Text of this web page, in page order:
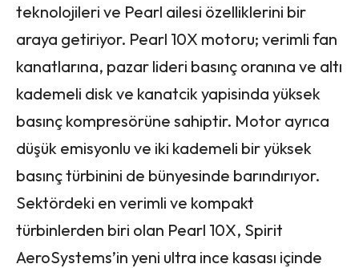
teknolojileri ve Pearl ailesi özelliklerini bir
araya getiriyor. Pearl 10X motoru; verimli fan
kanatlarına, pazar lideri basınç oranına ve altı
kademeli disk ve kanatcik yapisinda yüksek
basınç kompresörüne sahiptir. Motor ayrıca
düşük emisyonlu ve iki kademeli bir yüksek
basınç türbinini de bünyesinde barındırıyor.
Sektördeki en verimli ve kompakt
türbinlerden biri olan Pearl 10X, Spirit
AeroSystems’in yeni ultra ince kasası içinde